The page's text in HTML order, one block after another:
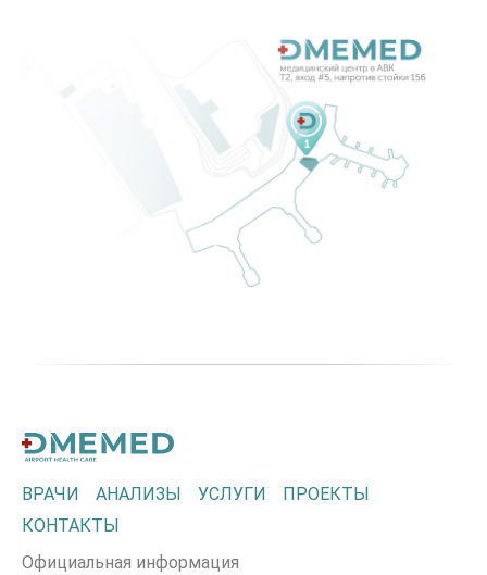
ВРАЧИ АНАЛИЗЫ УСЛУГИ
ПРОЕКТЫ
КОНТАКТЫ
Официальная информация